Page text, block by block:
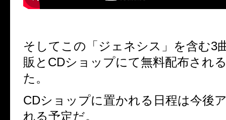
そしてこの「ジェネシス」を含む3
販とCDショップにて無料配布され
た。
CDショップに置かれる日程は今後
れる予定だ。